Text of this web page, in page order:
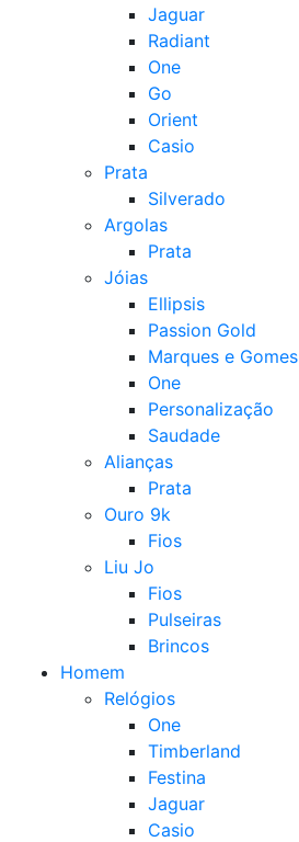
Jaguar
Radiant
One
Go
Orient
Casio
Prata
Silverado
Argolas
Prata
Jóias
Ellipsis
Passion Gold
Marques e Gomes
One
Personalização
Saudade
Alianças
Prata
Ouro 9k
Fios
Liu Jo
Fios
Pulseiras
Brincos
Homem
Relógios
One
Timberland
Festina
Jaguar
Casio